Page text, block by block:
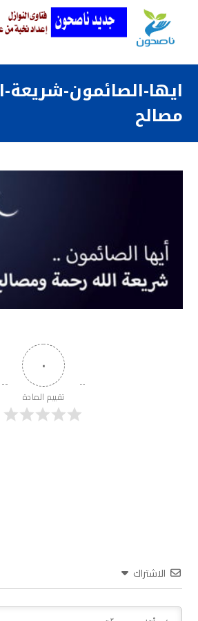
ايها-الصائمون-شريعة-
مصالح
٠
تقييم المادة
الاشتراك